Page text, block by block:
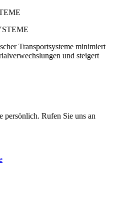
Transportsysteme minimiert
und steigert
persönlich. Rufen Sie uns an